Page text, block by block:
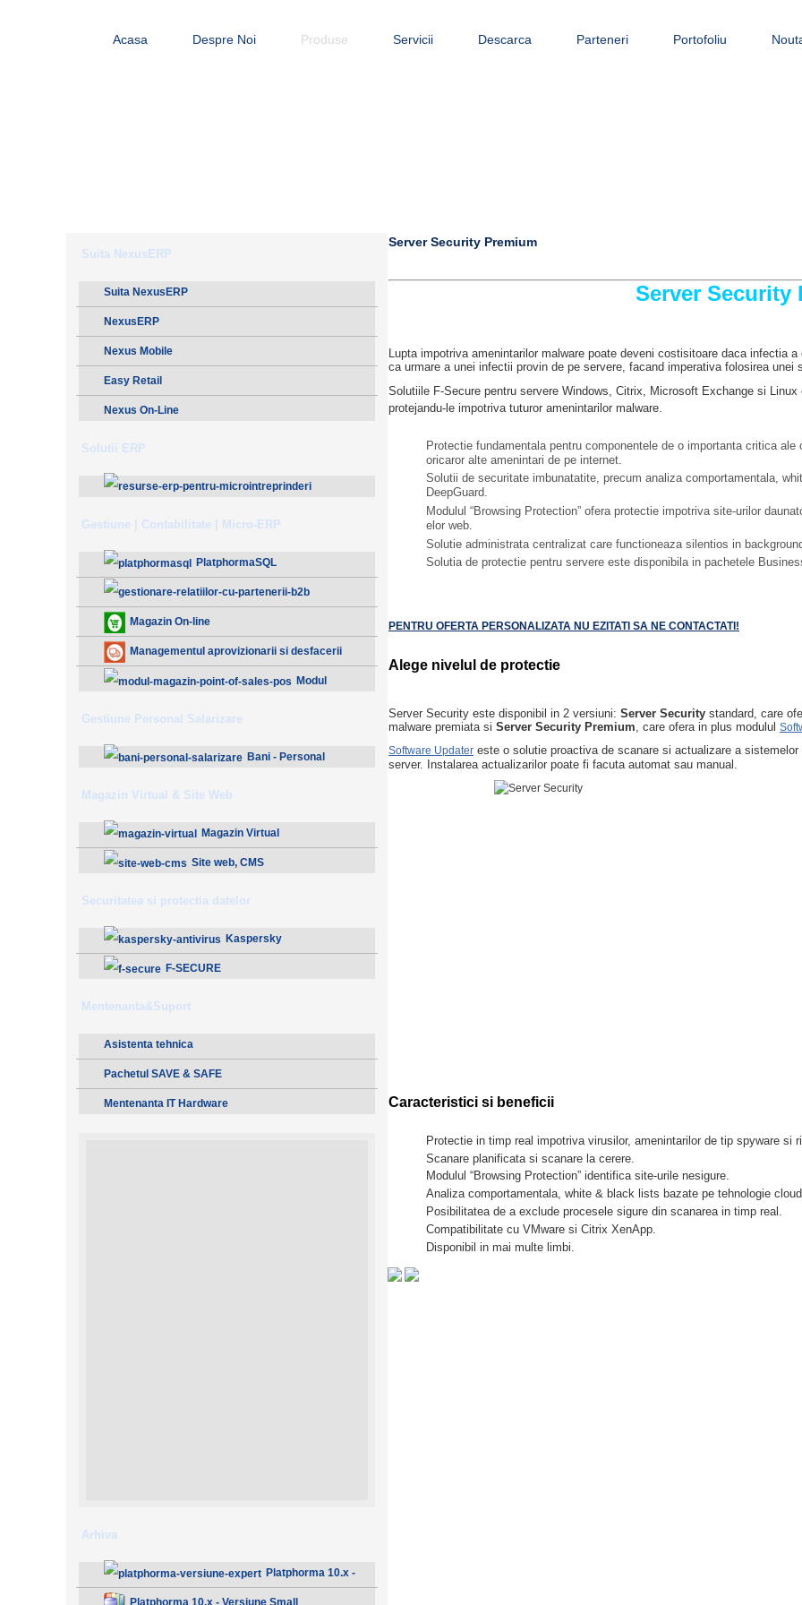
Acasa Despre Noi Produse Servicii Descarca Parteneri Portofoliu
Suita NexusERP
Suita NexusERP
NexusERP
Nexus Mobile
Easy Retail
Nexus On-Line
Solutii ERP
Gestiune | Contabilitate | Micro-ERP
PlatphormaSQL
Gestionare Relatiilor cu Partenerii (B2B)
Magazin On-line
Managementul aprovizionarii si desfacerii
Modul
Gestiune Personal Salarizare
Bani - Personal
Magazin Virtual & Site Web
Magazin Virtual
Site web, CMS
Securitatea si protectia datelor
Kaspersky
F-SECURE
Mentenanta&Suport
Asistenta tehnica
Pachetul SAVE & SAFE
Mentenanta IT Hardware
Arhiva
Platphorma 10.x -
Versiune Expert
Platphorma 10.x - Versiune Small
Server Security Premium
Server Security
Lupta impotriva amenintarilor malware poate deveni costisitoare daca infectia
ca urmare a unei infectii provin de pe servere, facand imperativa folosirea unei
Solutiile F-Secure pentru servere Windows, Citrix, Microsoft Exchange si
protejandu-le impotriva tuturor amenintarilor malware
Protectie fundamentala pentru componentele de o importanta critica
oricaror alte amenintari de pe internet.
Solutii de securitate imbunatatite, precum analiza comportamentala,
DeepGuard.
Modulul “Browsing Protection” ofera protectie impotriva site-urilor
elor web.
Solutie administrata centralizat care functioneaza silentios in
Solutia de protectie pentru servere este disponibila in pachetele
PENTRU OFERTA PERSONALIZATA NU EZITATI SA NE CONTACTATI!
Alege nivelul de protectie
Server Security este disponibil in 2 versiuni: Server Security standard, care
malware premiata si Server Security Premium , care ofera in plus modulul
Software Updater este o solutie proactiva de scanare si actualizare a
server. Instalarea actualizarilor poate fi facuta automat sau manual.
Caracteristici si beneficii
Protectie in timp real impotriva virusilor, amenintarilor de tip spyware si
Scanare planificata si scanare la cerere.
Modulul “Browsing Protection” identifica site-urile nesigure.
Analiza comportamentala, white & black lists bazate pe tehnologie
Posibilitatea de a exclude procesele sigure din scanarea in timp real.
Compatibilitate cu VMware si Citrix XenApp.
Disponibil in mai multe limbi.